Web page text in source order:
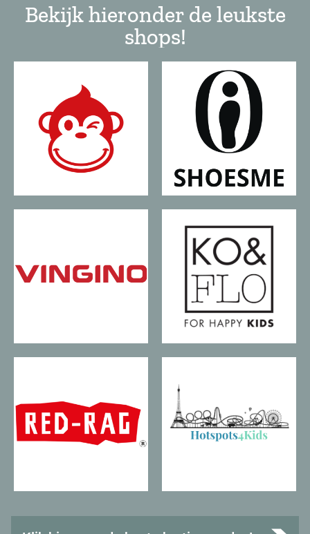
Bekijk hieronder de leukste
shops!